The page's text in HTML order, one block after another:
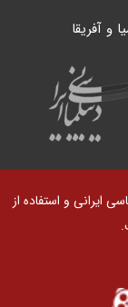
و آفریقا
ایرانی و استفاده از